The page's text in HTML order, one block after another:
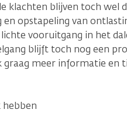
klachten blijven toch wel
opstapeling van
vooruitgang in het
blijft toch nog een
meer informatie en
hebben